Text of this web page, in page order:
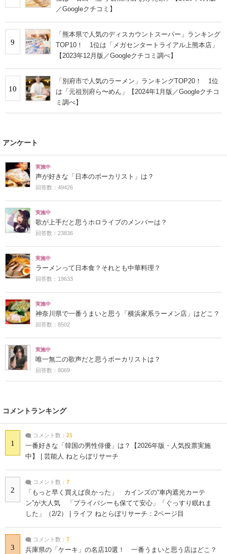
／Googleクチコミ】
9
「熊本県で人気のディスカウントスーパー」ランキング
TOP10！ 1位は「メガセンタートライアル上熊本店」
【2023年12月版／Googleクチコミ調べ】
10
「別府市で人気のラーメン」ランキングTOP20！ 1位
は「元祖別府ら〜めん」【2024年1月版／Googleクチコ
ミ調べ】
アンケート
実施中
声が好きな「日本のボーカリスト」は？
回答数：49426
実施中
歌が上手だと思うホロライブのメンバーは？
回答数：23836
実施中
ラーメンって日本食？それとも中華料理？
回答数：19633
実施中
神奈川県で一番うまいと思う「横浜家系ラーメン店」はどこ？
回答数：8502
実施中
唯一無二の歌声だと思うボーカリストは？
回答数：8069
コメントランキング
1
コメント数： 21
一番好きな「韓国の男性俳優」は？【2026年版・人気投票実施
中】 | 芸能人 ねとらぼリサーチ
2
コメント数： 7
「もっと早く買えば良かった」 カインズの“車内遮光カーテ
ン”が大人気 「プライバシーも保てて安心」「ぐっすり眠れま
した」（2/2） | ライフ ねとらぼリサーチ：2ページ目
3
コメント数： 7
兵庫県の「ケーキ」の名店10選！ 一番うまいと思う店はどこ？